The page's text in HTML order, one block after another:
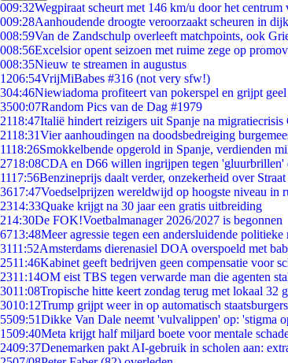
009:32Wegpiraat scheurt met 146 km/u door het centrum
009:28Aanhoudende droogte veroorzaakt scheuren in
008:59Van de Zandschulp overleeft matchpoints, ook
008:56Excelsior opent seizoen met ruime zege op
008:35Nieuw te streamen in augustus
1206:54VrijMiBabes #316 (not very sfw!)
304:46Niewiadoma profiteert van pokerspel en grijpt
3500:07Random Pics van de Dag #1979
2118:47Italië hindert reizigers uit Spanje na migratiecrisis
2118:31Vier aanhoudingen na doodsbedreiging
1118:26Smokkelbende opgerold in Spanje, verdienden
2718:08CDA en D66 willen ingrijpen tegen 'gluurbrillen'
1117:56Benzineprijs daalt verder, onzekerheid over
3617:47Voedselprijzen wereldwijd op hoogste niveau in
2314:33Quake krijgt na 30 jaar een gratis uitbreiding
214:30De FOK!Voetbalmanager 2026/2027 is begonnen
6713:48Meer agressie tegen een andersluidende
3111:52Amsterdams dierenasiel DOA overspoeld met
2511:46Kabinet geeft bedrijven geen compensatie voor
2311:14OM eist TBS tegen verwarde man die agenten
3011:08Tropische hitte keert zondag terug met lokaal 32
3010:12Trump grijpt weer in op automatisch
5509:51Dikke Van Dale neemt 'vulvalippen' op: 'stigma
1509:40Meta krijgt half miljard boete voor mentale
2409:37Denemarken pakt AI-gebruik in scholen aan: